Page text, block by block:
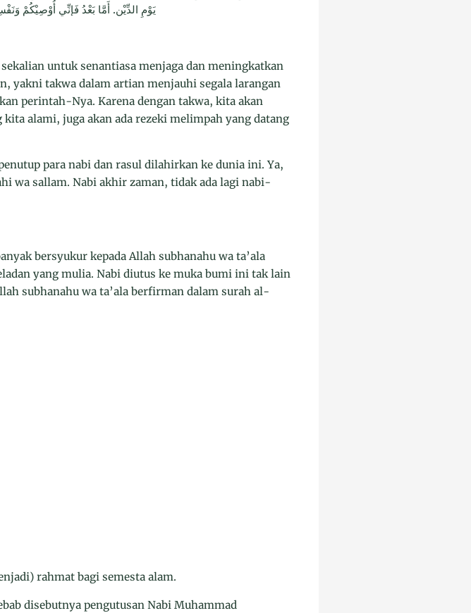
يَوْمِ الدِّيْن. أَمَّا بَعْدُ فَإنِّي أُوْصِيْكُمْ
untuk senantiasa menjaga dan meningkatkan
yakni takwa dalam artian menjauhi segala larangan
perintah-Nya. Karena dengan takwa, kita akan
alami, juga akan ada rezeki melimpah yang datang
para nabi dan rasul dilahirkan ke dunia ini. Ya,
wa sallam. Nabi akhir zaman, tidak ada lagi nabi-
bersyukur kepada Allah subhanahu wa ta’ala
yang mulia. Nabi diutus ke muka bumi ini tak lain
subhanahu wa ta’ala berfirman dalam surah al-
rahmat bagi semesta alam.
disebutnya pengutusan Nabi Muhammad